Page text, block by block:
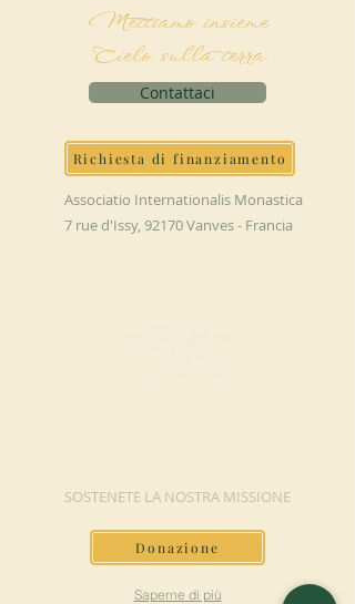
Mettiamo insieme
Cielo sulla terra
Contattaci
Richiesta di finanziamento
Associatio Internationalis Monastica
7 rue d'Issy, 92170 Vanves - Francia
SOSTENETE LA NOSTRA MISSIONE
Donazione
Saperne di più